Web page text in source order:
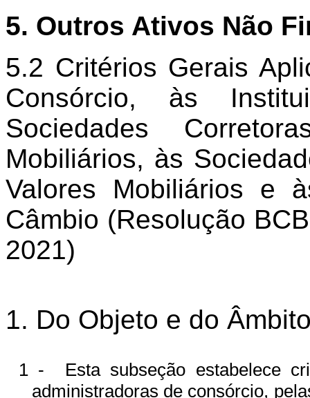
5. Outros Ativos Não
5.2 Critérios Gerais
Consórcio, às
Sociedades
Mobiliários, às
Valores Mobiliários e
Câmbio (Resolução
2021)
1. Do Objeto e do
1 -
Esta subseção estabelece
administradoras de consórcio,